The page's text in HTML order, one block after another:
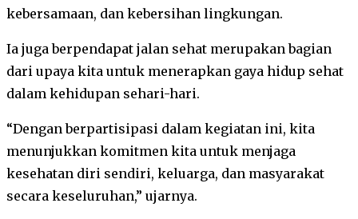
kebersamaan, dan kebersihan lingkungan.
Ia juga berpendapat jalan sehat merupakan bagian
dari upaya kita untuk menerapkan gaya hidup sehat
dalam kehidupan sehari-hari.
“Dengan berpartisipasi dalam kegiatan ini, kita
menunjukkan komitmen kita untuk menjaga
kesehatan diri sendiri, keluarga, dan masyarakat
secara keseluruhan,” ujarnya.